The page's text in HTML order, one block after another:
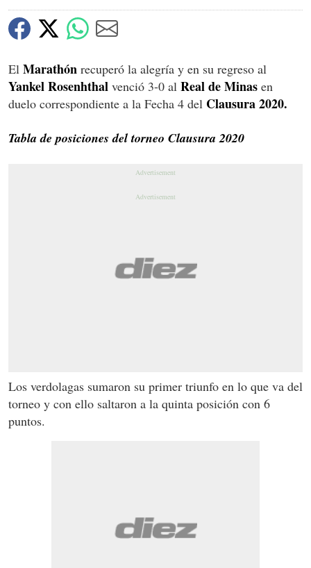
31
seconds
El Marathón recuperó la alegría y en su regreso al
Yankel Rosenhthal venció 3-0 al Real de Minas en
duelo correspondiente a la Fecha 4 del Clausura 2020.
Tabla de posiciones del torneo Clausura 2020
Los verdolagas sumaron su primer triunfo en lo que va del
torneo y con ello saltaron a la quinta posición con 6
puntos.